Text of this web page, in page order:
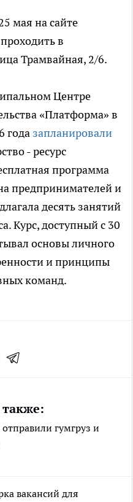
мая на сайте
в
Трамвайная, 2/6.
Центре
«Платформа» в
года запланировали
- ресурс
программа
предпринимателей и
десять занятий
Курс, доступный с 30
основы личного
и принципы
команд.
гумгруз и
вакансий для